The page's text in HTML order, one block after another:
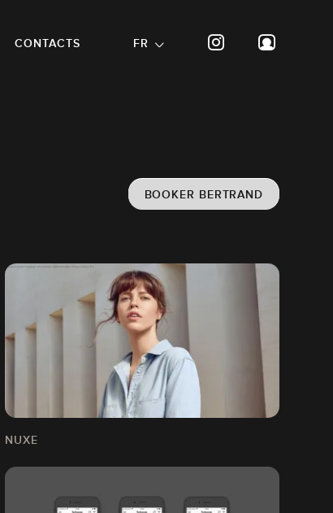
CONTACTS FR
BOOKER BERTRAND
NUXE